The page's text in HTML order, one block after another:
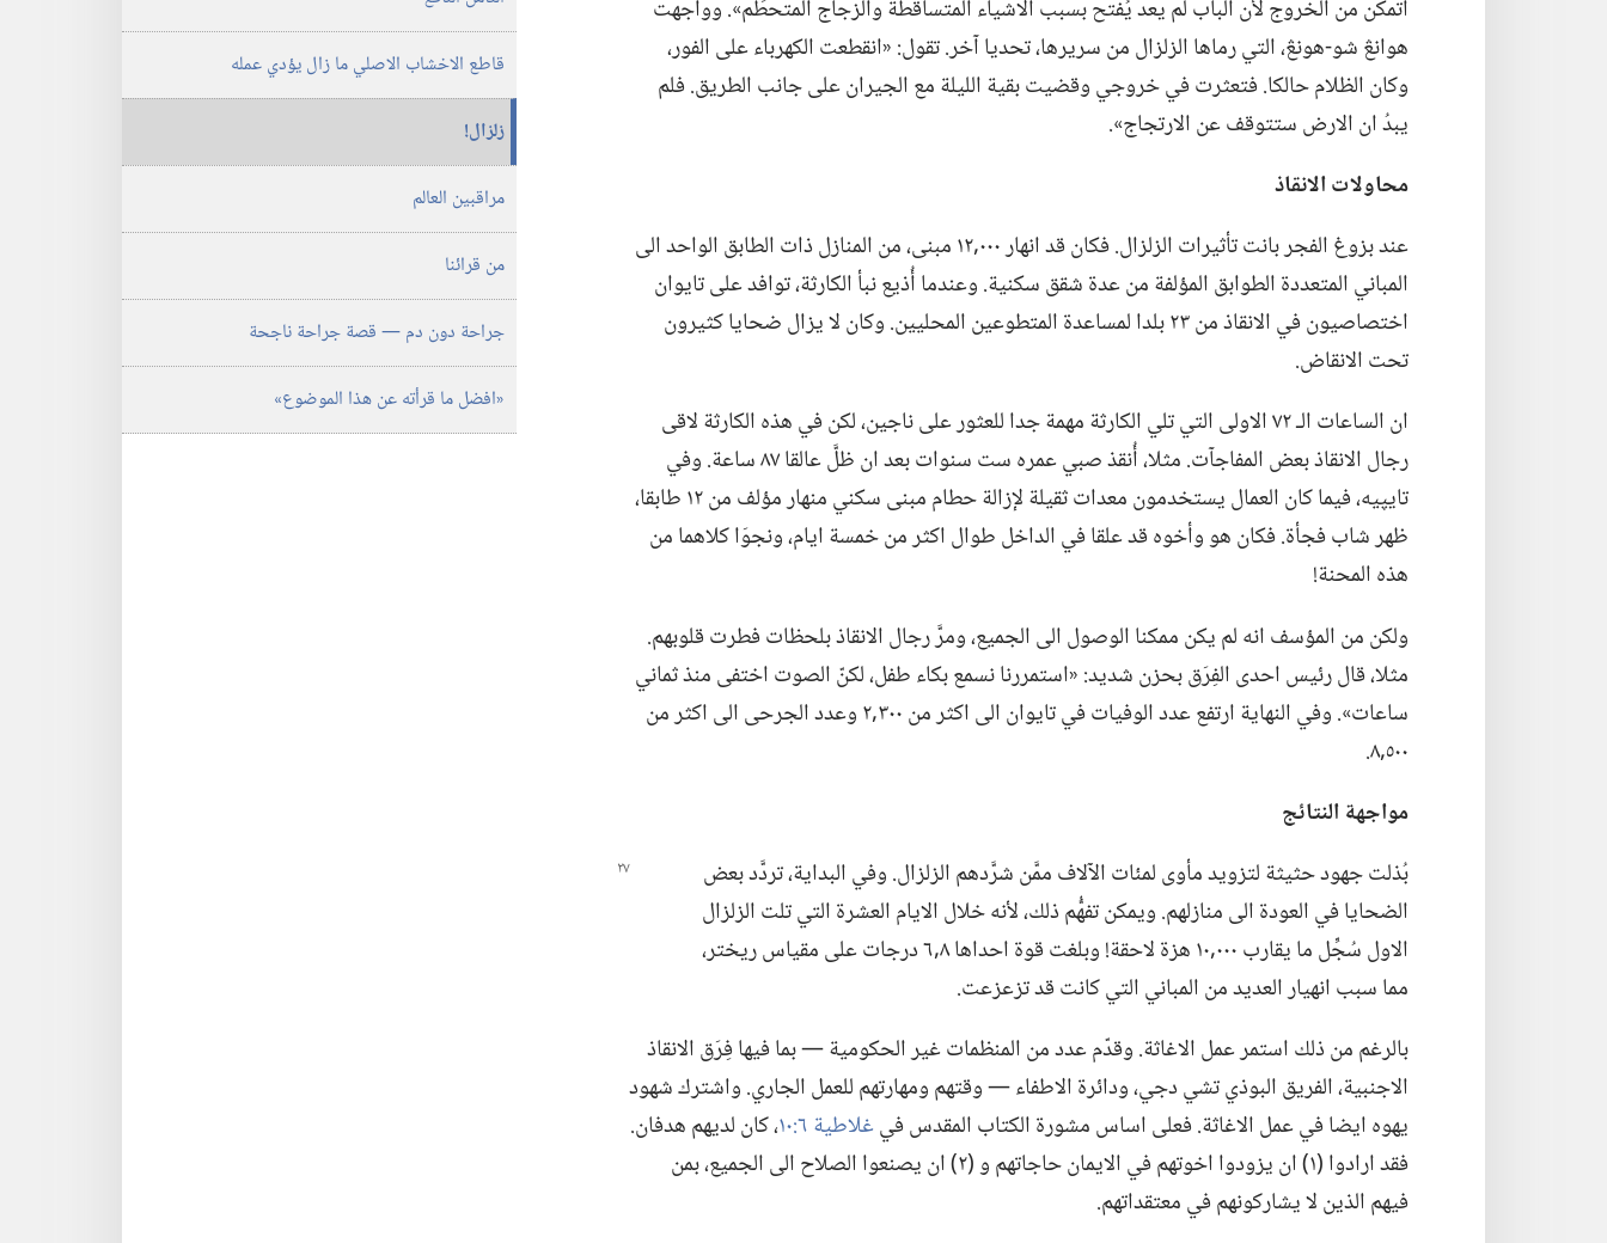
اتمكن من الخروج لأن الباب لم يعد يُفتح بسبب الاشياء المتساقطة والزجاج المتحطِّم».‏ وواجهت
هوانڠ شو-‏هونڠ،‏ التي رماها الزلزال من سريرها،‏ تحديا آخر.‏ تقول:‏ «انقطعت الكهرباء على الفور،‏
وكان الظلام حالكا.‏ فتعثرت في خروجي وقضيت بقية الليلة مع الجيران على جانب الطريق.‏ فلم
يبدُ ان الارض ستتوقف عن الارتجاج».‏
محاولات الانقاذ
عند بزوغ الفجر بانت تأثيرات الزلزال.‏ فكان قد انهار ٠٠٠‏,١٢ مبنى،‏ من المنازل ذات الطابق الواحد الى
المباني المتعددة الطوابق المؤلفة من عدة شقق سكنية.‏ وعندما أُذيع نبأ الكارثة،‏ توافد على تايوان
اختصاصيون في الانقاذ من ٢٣ بلدا لمساعدة المتطوعين المحليين.‏ وكان لا يزال ضحايا كثيرون
تحت الانقاض.‏
ان الساعات الـ‍ ٧٢ الاولى التي تلي الكارثة مهمة جدا للعثور على ناجين،‏ لكن في هذه الكارثة لاقى
رجال الانقاذ بعض المفاجآت.‏ مثلا،‏ أُنقذ صبي عمره ست سنوات بعد ان ظلَّ عالقا ٨٧ ساعة.‏ وفي
تايپيه،‏ فيما كان العمال يستخدمون معدات ثقيلة لإزالة حطام مبنى سكني منهار مؤلف من ١٢ طابقا،‏
ظهر شاب فجأة.‏ فكان هو وأخوه قد علقا في الداخل طوال اكثر من خمسة ايام،‏ ونجوَا كلاهما من
هذه المحنة!‏
ولكن من المؤسف انه لم يكن ممكنا الوصول الى الجميع،‏ ومرَّ رجال الانقاذ بلحظات فطرت قلوبهم.‏
مثلا،‏ قال رئيس احدى الفِرَق بحزن شديد:‏ «استمررنا نسمع بكاء طفل،‏ لكنّ الصوت اختفى منذ ثماني
ساعات».‏ وفي النهاية ارتفع عدد الوفيات في تايوان الى اكثر من ٣٠٠‏,٢ وعدد الجرحى الى اكثر من
٥٠٠‏,٨.‏
مواجهة النتائج
بُذلت جهود حثيثة لتزويد مأوى لمئات الآلاف ممَّن شرَّدهم الزلزال.‏ وفي البداية،‏ تردَّد بعض
الضحايا في العودة الى منازلهم.‏ ويمكن تفهُّم ذلك،‏ لأنه خلال الايام العشرة التي تلت الزلزال
الاول سُجِّل ما يقارب ٠٠٠‏,١٠ هزة لاحقة!‏ وبلغت قوة احداها ٨‏,٦ درجات على مقياس ريختر،‏
مما سبب انهيار العديد من المباني التي كانت قد تزعزعت.‏
بالرغم من ذلك استمر عمل الاغاثة.‏ وقدّم عدد من المنظمات غير الحكومية —‏ بما فيها فِرَق الانقاذ
الاجنبية،‏ الفريق البوذي تشي دجي،‏ ودائرة الاطفاء —‏ وقتهم ومهارتهم للعمل الجاري.‏ واشترك شهود
يهوه ايضا في عمل الاغاثة.‏ فعلى اساس مشورة الكتاب المقدس فيغلاطية ٦:‏١٠
‏،‏ كان لديهم هدفان.‏
فقد ارادوا (‏١)‏ ان يزودوا اخوتهم في الايمان حاجاتهم و (‏٢)‏ ان يصنعوا الصلاح الى الجميع،‏ بمن
فيهم الذين لا يشاركونهم في معتقداتهم.‏
قاطع الاخشاب الاصلي ما زال يؤدي عمله
زلزال!‏
مراقبين العالم
من قرائنا
جراحة دون دم —‏ قصة جراحة ناجحة
‏«افضل ما قرأته عن هذا الموضوع»‏